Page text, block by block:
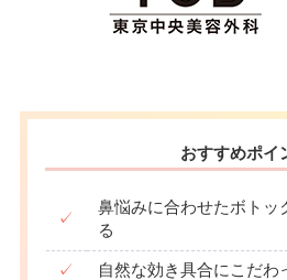
おすすめポイ
✓
鼻悩みに合わせたボトッ
る
✓ 自然な効き具合にこだわ